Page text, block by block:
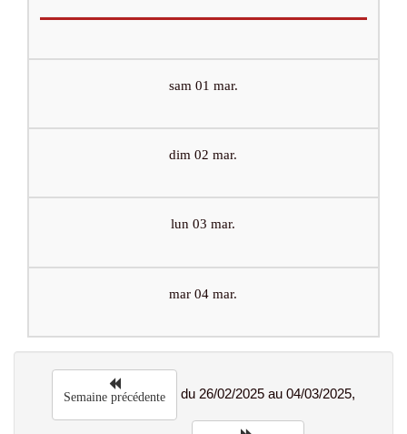
sam 01 mar.
dim 02 mar.
lun 03 mar.
mar 04 mar.
Semaine précédente du 26/02/2025 au 04/03/2025,